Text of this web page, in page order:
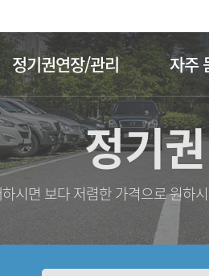
정기권연장/관리 자주
정기
시면 보다 저렴한 가격으로 원하